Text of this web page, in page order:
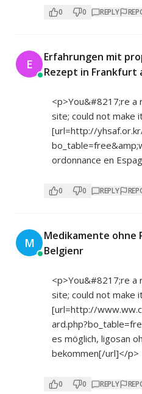
0 0 REPLY
E
Erfahrungen mit
Rezept in Frankfurt
<p>You&#8217;re a
site; could not make
[url=http://
ordonnance en
0 0 REPLY
M
Medikamente ohne
Belgienr
<p>You&#8217;re a
site; could not make
[url=http://
es möglich, ligosan
bekommen[/url]</p>
0 0 REPLY